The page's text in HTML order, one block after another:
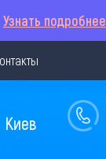
Узнать подробнее
Киев